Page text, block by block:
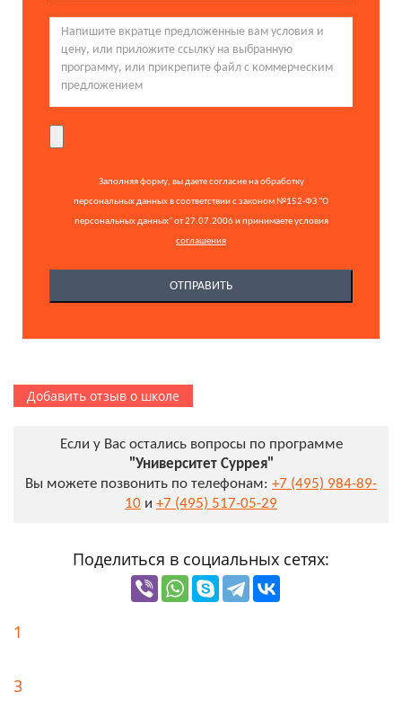
Заполняя форму, вы даете согласие на обработку
персональных данных в соответствии с законом №152-ФЗ "О
персональных данных" от 27.07.2006 и принимаете условия
соглашения
Добавить отзыв о школе
Если у Вас остались вопросы по программе
"Университет Суррея"
Вы можете позвонить по телефонам: +7 (495) 984-89-
10 и +7 (495) 517-05-29
Поделиться в социальных сетях:
1
3